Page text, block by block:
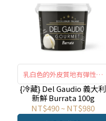
乳白色的外皮質地有彈性，
內餡滑順絲綢
{冷藏} Del Gaudio 義大利
新鮮 Burrata 100g
NT$490~NT$980